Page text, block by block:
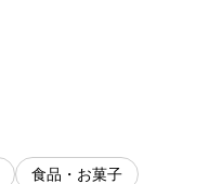
食品・お菓子